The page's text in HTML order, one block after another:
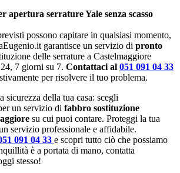
apertura serrature Yale senza scasso
possono capitare in qualsiasi momento,
garantisce un servizio di pronto
delle serrature a Castelmaggiore
7 giorni su 7. Contattaci al 051 091 04 33
per risolvere il tuo problema.
sicurezza della tua casa: scegli
un servizio di fabbro sostituzione
su cui puoi contare. Proteggi la tua
servizio professionale e affidabile.
091 04 33 e scopri tutto ciò che possiamo
è a portata di mano, contatta
stesso!